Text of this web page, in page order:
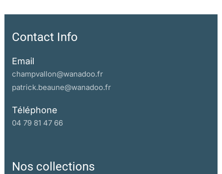
Contact Info
Email
champvallon@wanadoo.fr
patrick.beaune@wanadoo.fr
Téléphone
04 79 81 47 66
Nos collections